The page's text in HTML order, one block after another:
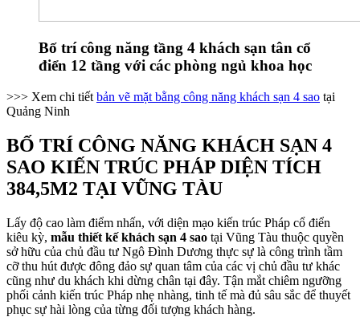
Bố trí công năng tầng 4 khách sạn tân cổ
điển 12 tầng với các phòng ngủ khoa học
>>> Xem chi tiết bản vẽ mặt bằng công năng khách sạn 4 sao tại
Quảng Ninh
BỐ TRÍ CÔNG NĂNG KHÁCH SẠN 4
SAO KIẾN TRÚC PHÁP DIỆN TÍCH
384,5M2 TẠI VŨNG TÀU
Lấy độ cao làm điểm nhấn, với diện mạo kiến trúc Pháp cổ điển
kiêu kỳ, mẫu thiết kế khách sạn 4 sao tại Vũng Tàu thuộc quyền
sở hữu của chủ đầu tư Ngô Đình Dương thực sự là công trình tầm
cỡ thu hút được đông đảo sự quan tâm của các vị chủ đầu tư khác
cũng như du khách khi dừng chân tại đây. Tận mắt chiêm ngưỡng
phối cảnh kiến trúc Pháp nhẹ nhàng, tinh tế mà đủ sâu sắc để thuyết
phục sự hài lòng của từng đối tượng khách hàng.